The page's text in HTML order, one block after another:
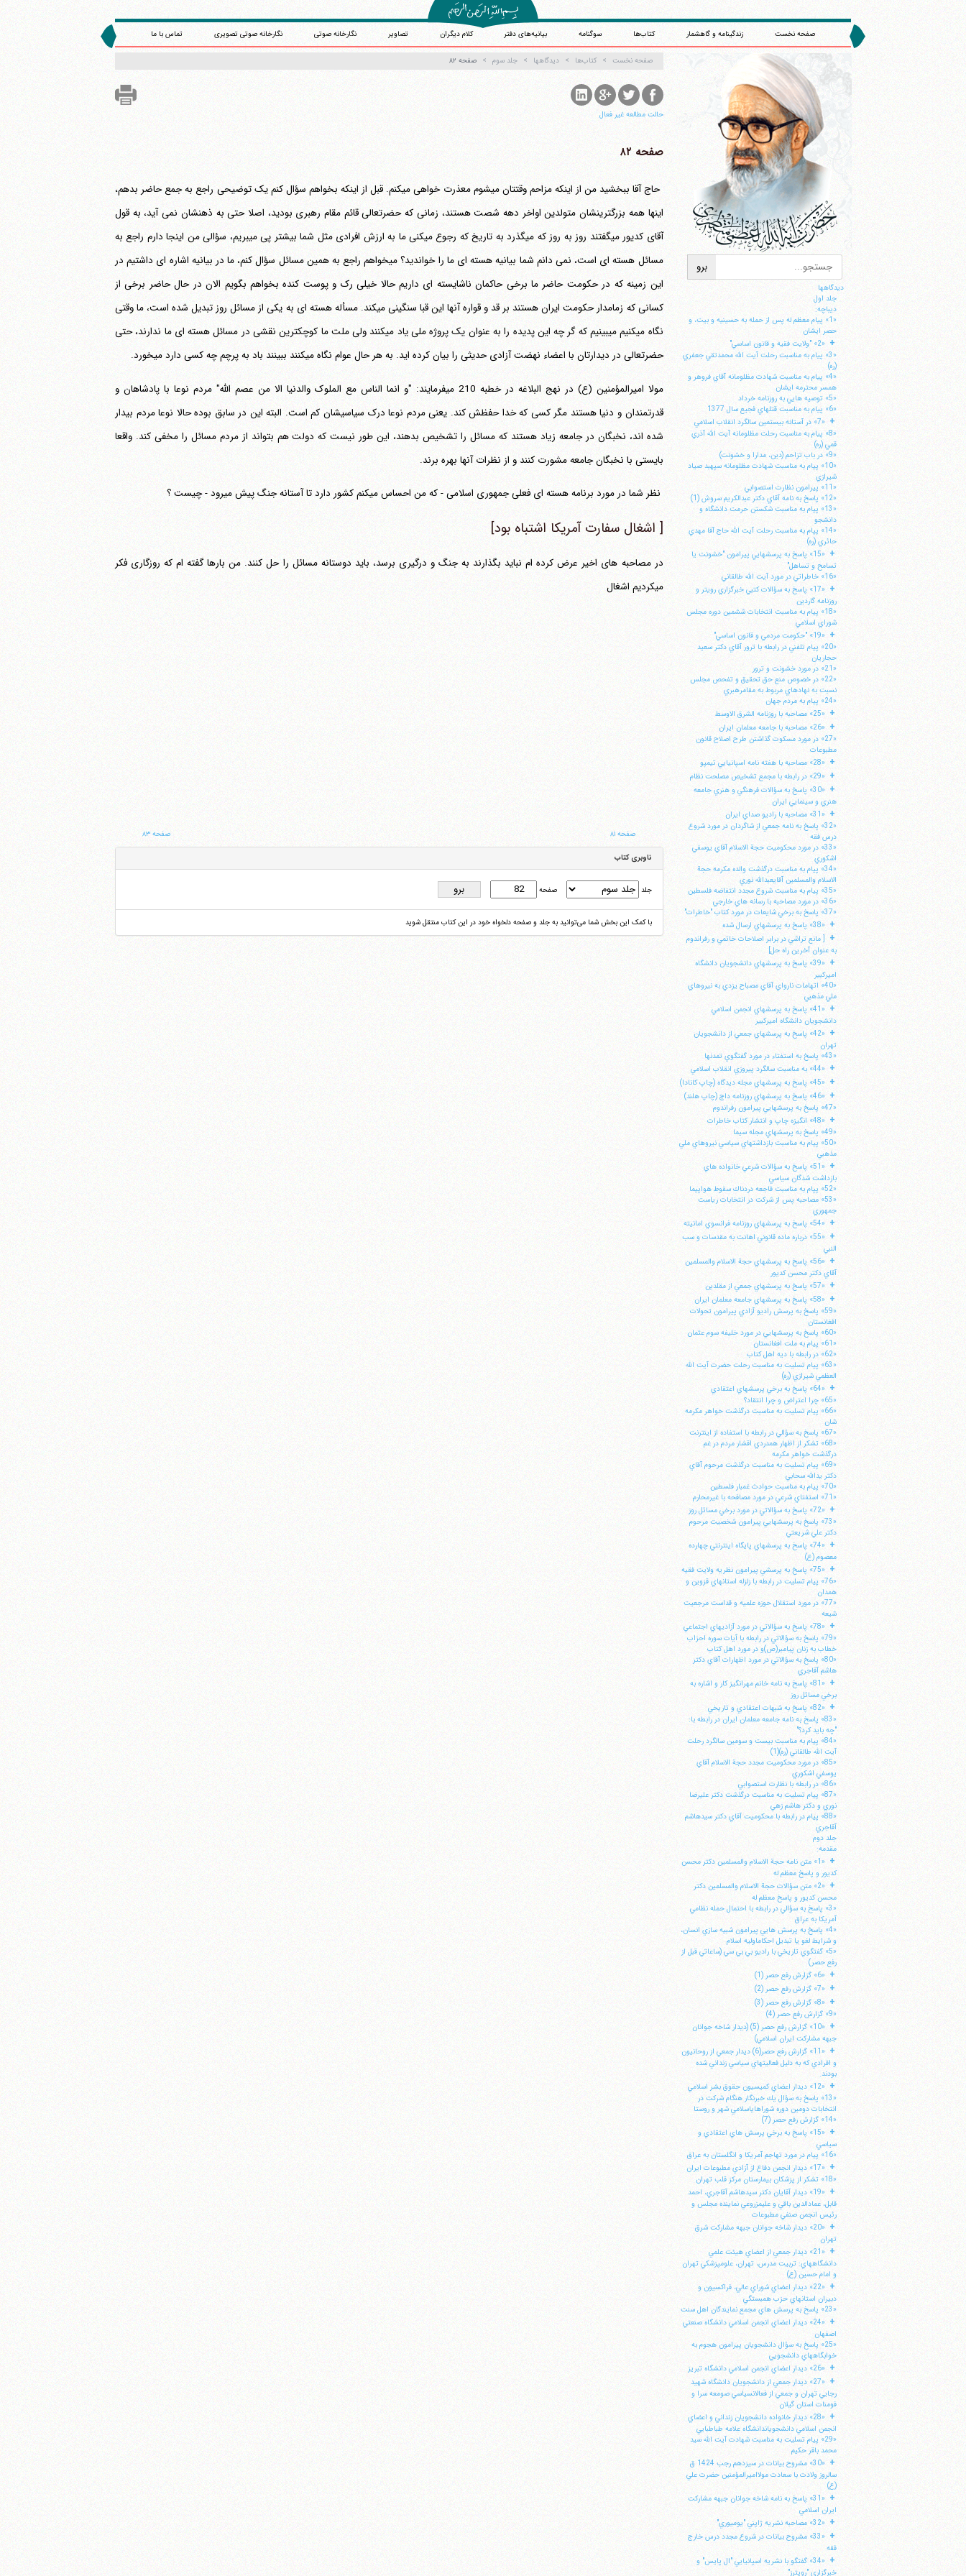
صفحه نخست زندگینامه و گاهشمار کتاب‌ها سوگنامه بیانیه‌های دفتر کلام دیگران تصاویر نگارخانه صوتی نگارخانه صوتی تصویری تماس با ما
دیدگاهها
جلد اول
ديباچه:
«1» پيام معظم له پس از حمله به حسينيه و بيت، و
حصر ايشان
+ «2» "ولايت فقيه و قانون اساسي"
«3» پيام به مناسبت رحلت آيت الله محمدتقي جعفري
(ره)
«4» پيام به مناسبت شهادت مظلومانه آقاي فروهر و
همسر محترمه ايشان
«5» توصيه هايي به روزنامه خرداد
«6» پيام به مناسبت قتلهاي فجيع سال 1377
+ «7» در آستانه بيستمين سالگرد انقلاب اسلامي
«8» پيام به مناسبت رحلت مظلومانه آيت الله آذري
قمي (ره)
«9» در باب تزاحم (دين، مدارا و خشونت)
«10» پيام به مناسبت شهادت مظلومانه سپهبد صياد
شيرازي
«11» پيرامون نظارت استصوابي
«12» پاسخ به نامه آقاي دكتر عبدالكريم سروش (1)
«13» پيام به مناسبت شكستن حرمت دانشگاه و
دانشجو
«14» پپام به مناسبت رحلت آيت الله حاج آقا مهدي
حائري (ره)
+
«15» پاسخ به پرسشهايي پيرامون "خشونت يا
تسامح و تساهل"
«16» خاطراتي در مورد آيت الله طالقاني
+
«17» پاسخ به سؤالات كتبي خبرگزاري رويتر و
روزنامه گاردين
«18» پيام به مناسبت انتخابات ششمين دوره مجلس
شوراي اسلامي
+ «19» "حكومت مردمي و قانون اساسي"
«20» پيام تلفني در رابطه با ترور آقاي دكتر سعيد
حجاريان
«21» در مورد خشونت و ترور
«22» در خصوص منع حق تحقيق و تفحص مجلس
نسبت به نهادهاي مربوط به مقامرهبري
«24» پيام به مردم جهان
+ «25» مصاحبه با روزنامه الشرق الاوسط
+ «26» مصاحبه با جامعه معلمان ايران
«27» در مورد مسكوت گذاشتن طرح اصلاح قانون
مطبوعات
+ «28» مصاحبه با هفته نامه اسپانيايي تيمپو
+ «29» در رابطه با مجمع تشخيص مصلحت نظام
+
«30» پاسخ به سؤالات فرهنگي و هنري جامعه
هنري و سينمايي ايران
+ «31» مصاحبه با راديو صداي ايران
«32» پاسخ به نامه جمعي از شاگردان در مورد شروع
درس فقه
«33» در مورد محكوميت حجة الاسلام آقاي يوسفي
اشكوري
«34» پيام به مناسبت درگذشت والده مكرمه حجة
الاسلام والمسلمين آقايعبدالله نوري
«35» پيام به مناسبت شروع مجدد انتفاضه فلسطين
«36» در مورد مصاحبه با رسانه هاي خارجي
«37» پاسخ به برخي شايعات در مورد كتاب "خاطرات"
+ «38» پاسخ به پرسشهاي ارسال شده
+ [ مانع تراشي در برابر اصلاحات خاتمي و رفراندوم
به عنوان آخرين راه حل]
+
«39» پاسخ به پرسشهاي دانشجويان دانشگاه
اميركبير
«40» اتهامات نارواي آقاي مصباح يزدي به نيروهاي
ملي مذهبي
+
«41» پاسخ به پرسشهاي انجمن اسلامي
دانشجويان دانشگاه اميركبير
+
«42» پاسخ به پرسشهاي جمعي از دانشجويان
تهران
«43» پاسخ به استفتاء در مورد گفتگوي تمدنها
+ «44» به مناسبت سالگرد پيروزي انقلاب اسلامي
+ «45» پاسخ به پرسشهاي مجله ديدگاه (چاپ كانادا)
+ «46» پاسخ به پرسشهاي روزنامه داچ (چاپ هلند)
«47» پاسخ به پرسشهايي پيرامون رفراندوم
+ «48» انگيزه چاپ و انتشار كتاب خاطرات
«49» پاسخ به پرسشهاي مجله سيما
«50» پيام به مناسبت بازداشتهاي سياسي نيروهاي ملي
مذهبي
+
«51» پاسخ به سؤالات شرعي خانواده هاي
بازداشت شدگان سياسي
«52» پپام به مناسبت فاجعه دردناك سقوط هواپيما
«53» مصاحبه پس از شركت در انتخابات رياست
جمهوري
+ «54» پاسخ به پرسشهاي روزنامه فرانسوي امانيته
+
«55» درباره ماده قانوني اهانت به مقدسات و سب
النبي
+
«56» پاسخ به پرسشهاي حجة الاسلام والمسلمين
آقاي دكتر محسن كديور
+ «57» پاسخ به پرسشهاي جمعي از مقلدين
+ «58» پاسخ به پرسشهاي جامعه معلمان ايران
«59» پاسخ به پرسش راديو آزادي پيرامون تحولات
افغانستان
«60» پاسخ به پرسشهايي در مورد خليفه سوم عثمان
«61» پيام به ملت افغانستان
«62» در رابطه با ديه اهل كتاب
«63» پيام تسليت به مناسبت رحلت حضرت آيت الله
العظمي شيرازي (ره)
+ «64» پاسخ به برخي پرسشهاي اعتقادي
«65» چرا اعتراض و چرا انتقاد؟
«66» پيام تسليت به مناسبت درگذشت خواهر مكرمه
شان
«67» پاسخ به سؤالي در رابطه با استفاده از اينترنت
«68» تشكر از اظهار همدردي اقشار مردم در غم
درگذشت خواهر مكرمه
«69» پيام تسليت به مناسبت درگذشت مرحوم آقاي
دكتر يدالله سحابي
«70» پيام به مناسبت حوادث غمبار فلسطين
«71» استفتاي شرعي در مورد مصافحه با غيرمحارم
+ «72» پاسخ به سؤالاتي در مورد برخي مسائل روز
«73» پاسخ به پرسشهايي پيرامون شخصيت مرحوم
دكتر علي شريعتي
+
«74» پاسخ به پرسشهاي پايگاه اينترنتي چهارده
معصوم (ع)
+ «75» پاسخ به پرسشي پيرامون نظريه ولايت فقيه
«76» پيام تسليت در رابطه با زلزله استانهاي قزوين و
همدان
«77» در مورد استقلال حوزه علميه و قداست مرجعيت
شيعه
+ «78» پاسخ به سؤالاتي در مورد آزاديهاي اجتماعي
«79» پاسخ به سؤالاتي در رابطه با آيات سوره احزاب
خطاب به زنان پيامبر(ص)و در مورد اهل كتاب
«80» پاسخ به سؤالاتي در مورد اظهارات آقاي دكتر
هاشم آقاجري
+
«81» پاسخ به نامه خانم مهرانگيز كار و اشاره به
برخي مسائل روز
+ «82» پاسخ به شبهات اعتقادي و تاريخي
«83» پاسخ به نامه جامعه معلمان ايران در رابطه با:
"چه بايد كرد؟"
«84» پيام به مناسبت بيست و سومين سالگرد رحلت
آيت الله طالقاني (ره)(1)
«85» در مورد محكوميت مجدد حجة الاسلام آقاي
يوسفي اشكوري
«86» در رابطه با نظارت استصوابي
«87» پيام تسليت به مناسبت درگذشت دكتر عليرضا
نوري و دكتر هاشم زهي
«88» پيام در رابطه با محكوميت آقاي دكتر سيدهاشم
آقاجري
جلد دوم
مقدمه:
+
«1» متن نامه حجة الاسلام والمسلمين دكتر محسن
كديور و پاسخ معظم له
+
«2» متن سؤالات حجة الاسلام والمسلمين دكتر
محسن كديور و پاسخ معظم له
«3» پاسخ به سؤالي در رابطه با احتمال حمله نظامي
آمريكا به عراق
«4» پاسخ به پرسش هايي پيرامون شبيه سازي انسان،
و شرايط لغو يا تبديل احكاماوليه اسلام
«5» گفتگوي تاريخي با راديو بي بي سي (ساعاتي قبل از
رفع حصر)
+ «6» گزارش رفع حصر (1)
+ «7» گزارش رفع حصر (2)
+ «8» گزارش رفع حصر (3)
«9» گزارش رفع حصر (4)
+
«10» گزارش رفع حصر (5) (ديدار شاخه جوانان
جبهه مشاركت ايران اسلامي)
+
«11» گزارش رفع حصر(6) ديدار جمعي از روحانيون
و افرادي كه به دليل فعاليتهاي سياسي زنداني شده
بودند.
+ «12» ديدار اعضاي كميسيون حقوق بشر اسلامي
«13» پاسخ به سؤال يك خبرنگار هنگام شركت در
انتخابات دومين دوره شوراهاياسلامي شهر و روستا
«14» گزارش رفع حصر (7)
+
«15» پاسخ به برخي پرسش هاي اعتقادي و
سياسي
«16» پيام در مورد تهاجم آمريكا و انگلستان به عراق
+ «17» ديدار انجمن دفاع از آزادي مطبوعات ايران
«18» تشكر از پزشكان بيمارستان مركز قلب تهران
+
«19» ديدار آقايان دكتر سيدهاشم آقاجري، احمد
قابل، عمادالدين باقي و عليمزروعي نماينده مجلس و
رئيس انجمن صنفي مطبوعات
+
«20» ديدار شاخه جوانان جبهه مشاركت شرق
تهران
+
«21» ديدار جمعي از اعضاي هيئت علمي
دانشگاههاي: تربيت مدرس، تهران، علومپزشكي تهران
و امام حسين (ع)
+
«22» ديدار اعضاي شوراي عالي، فراكسيون و
دبيران استانهاي حزب همبستگي
«23» پاسخ به پرسش هاي مجمع نمايندگان اهل سنت
+
«24» ديدار اعضاي انجمن اسلامي دانشگاه صنعتي
اصفهان
«25» پاسخ به سؤال دانشجويان پيرامون هجوم به
خوابگاههاي دانشجويي
+ «26» ديدار اعضاي انجمن اسلامي دانشگاه تبريز
+
«27» ديدار جمعي از دانشجويان دانشگاه شهيد
رجايي تهران و جمعي از فعالانسياسي صومعه سرا و
فومنات استان گيلان
+
«28» ديدار خانواده دانشجويان زنداني و اعضاي
انجمن اسلامي دانشجوياندانشگاه علامه طباطبايي
«29» پيام تسليت به مناسبت شهادت آيت الله سيد
محمد باقر حكيم
+
«30» مشروح بيانات در سيزدهم رجب 1424 ق
سالروز ولادت با سعادت مولااميرالمؤمنين حضرت علي
(ع)
+
«31» پاسخ به نامه شاخه جوانان جبهه مشاركت
ايران اسلامي
+ «32» مصاحبه نشريه ژاپني "يوميوري"
+
«33» مشروح بيانات در شروع مجدد درس خارج
فقه
+
«34» گفتگو با نشريه اسپانيايي "ال پايس" و
خبرگزاري "رويترز"
صفحه نخست کتاب‌ها دیدگاهها جلد سوم صفحه ۸۲
حالت مطالعه غیر فعال
صفحه ۸۲
‏ حاج آقا ببخشید من از اینکه مزاحم وقتتان می‎شوم معذرت خواهی می‎کنم. قبل از اینکه بخواهم سؤال کنم یک توضیحی راجع به جمع حاضر بدهم،
اینها همه بزرگترینشان متولدین اواخر دهه شصت هستند، زمانی که حضرتعالی قائم مقام رهبری بودید، اصلا حتی به ذهنشان نمی آید، به قول
آقای کدیور می‎گفتند روز به روز که می‎گذرد به تاریخ که رجوع می‎کنی ما به ارزش افرادی مثل شما بیشتر پی می‎بریم، سؤالی من اینجا دارم راجع به
مسائل هسته ای است، نمی دانم شما بیانیه هسته ای ما را خواندید؟ می‎خواهم راجع به همین مسائل سؤال کنم، ما در بیانیه اشاره ای داشتیم در
این زمینه که در حکومت حاضر ما برخی حاکمان ناشایسته ای داریم حالا خیلی رک و پوست کنده بخواهم بگویم الان در حال حاضر برخی از
کسانی که زمامدار حکومت ایران هستند بر قد و قواره آنها این قبا سنگینی می‎کند. مسأله هسته ای به یکی از مسائل روز تبدیل شده است، ما وقتی
نگاه می‎کنیم می‎بینیم که گر چه این پدیده را به عنوان یک پروژه ملی یاد می‎کنند ولی ملت ما کوچکترین نقشی در مسائل هسته ای ما ندارند، حتی
حضرتعالی در دیدارتان با اعضاء نهضت آزادی حدیثی را بیان کرده اید. به هر حال عوام نگاه می‎کنند ببینند باد به پرچم چه کسی دارد می‎خورد.
مولا امیرالمؤمنین (ع) در نهج البلاغه در خطبه 210 می‎فرمایند: "و انما الناس مع الملوک والدنیا الا من عصم الله" مردم نوعا با پادشاهان و
قدرتمندان و دنیا هستند مگر کسی که خدا حفظش کند. یعنی مردم نوعا درک سیاسیشان کم است. البته این در سابق بوده حالا نوعا مردم بیدار
شده اند، نخبگان در جامعه زیاد هستند که مسائل را تشخیص بدهند، این طور نیست که دولت هم بتواند از مردم مسائل را مخفی کند. واقعا
بایستی با نخبگان جامعه مشورت کنند و از نظرات آنها بهره برند.
‏ نظر شما در مورد برنامه هسته ای فعلی جمهوری اسلامی - که من احساس می‎کنم کشور دارد تا آستانه جنگ پیش می‎رود - چیست ؟
[ اشغال سفارت آمریکا اشتباه بود]
در مصاحبه های اخیر عرض کرده ام نباید بگذارند به جنگ و درگیری برسد، باید دوستانه مسائل را حل کنند. من بارها گفته ام که روزگاری فکر
می‎کردیم اشغال
صفحه ۸۱ صفحه ۸۳
ناوبری کتاب
جلد صفحه
با کمک این بخش شما می‌توانید به جلد و صفحه دلخواه خود در این کتاب منتقل شوید